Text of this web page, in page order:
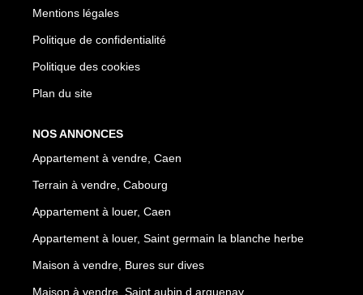
Mentions légales
Politique de confidentialité
Politique des cookies
Plan du site
NOS ANNONCES
Appartement à vendre, Caen
Terrain à vendre, Cabourg
Appartement à louer, Caen
Appartement à louer, Saint germain la blanche herbe
Maison à vendre, Bures sur dives
Maison à vendre, Saint aubin d arquenay